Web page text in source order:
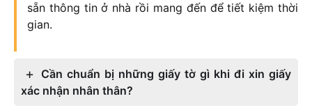
sẵn thông tin ở nhà rồi mang đến để tiết kiệm thời
gian.
Cần chuẩn bị những giấy tờ gì khi đi xin giấy
xác nhận nhân thân?